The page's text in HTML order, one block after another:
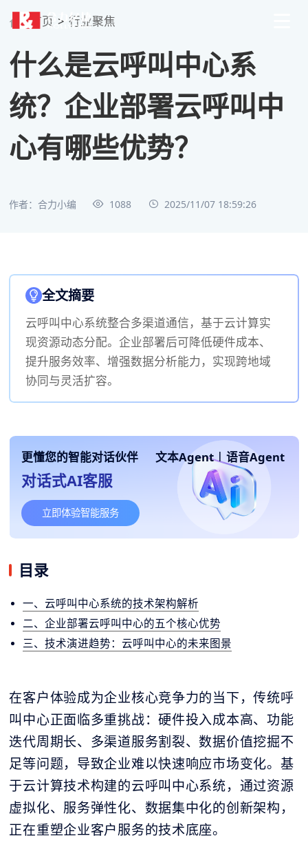
首页 > 行业聚焦
什么是云呼叫中心系
统？企业部署云呼叫中
心有哪些优势？
作者：合力小编 1088 2025/11/07 18:59:26
全文摘要
云呼叫中心系统整合多渠道通信，基于云计算实
现资源动态分配。企业部署后可降低硬件成本、
提升服务效率、增强数据分析能力，实现跨地域
协同与灵活扩容。
更懂您的智能对话伙伴 文本Agent | 语音Agent
对话式AI客服
立即体验智能服务
目录
一、云呼叫中心系统的技术架构解析
二、企业部署云呼叫中心的五个核心优势
三、技术演进趋势：云呼叫中心的未来图景
在客户体验成为企业核心竞争力的当下，传统呼
叫中心正面临多重挑战：硬件投入成本高、功能
迭代周期长、多渠道服务割裂、数据价值挖掘不
足等问题，导致企业难以快速响应市场变化。基
于云计算技术构建的云呼叫中心系统，通过资源
虚拟化、服务弹性化、数据集中化的创新架构，
正在重塑企业客户服务的技术底座。